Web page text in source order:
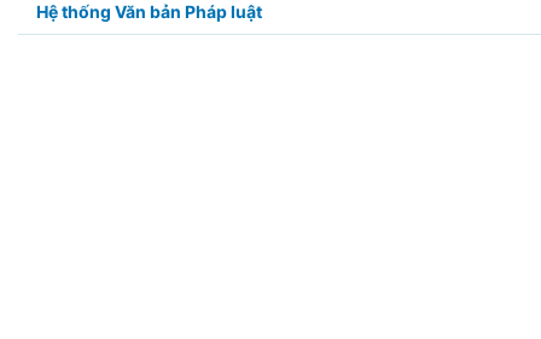
Hệ thống Văn bản Pháp luật